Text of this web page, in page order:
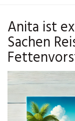
Anita ist
Sachen